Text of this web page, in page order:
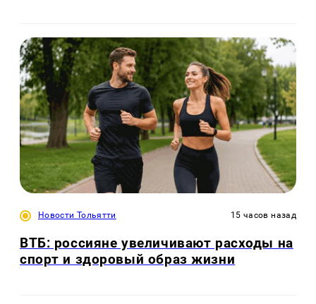
Новости Тольятти 15 часов назад
ВТБ: россияне увеличивают расходы на
спорт и здоровый образ жизни